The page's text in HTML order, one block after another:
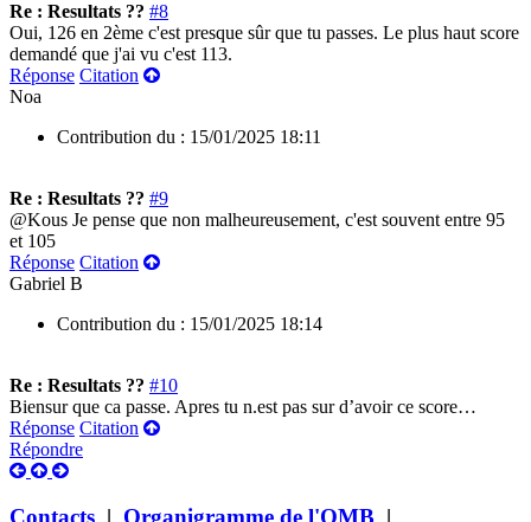
Re : Resultats ?? #8
Oui, 126 en 2ème c'est presque sûr que tu passes. Le plus haut score
demandé que j'ai vu c'est 113.
Réponse Citation
Noa
Contribution du : 15/01/2025 18:11
Re : Resultats ?? #9
@Kous Je pense que non malheureusement, c'est souvent entre 95
et 105
Réponse Citation
Gabriel B
Contribution du : 15/01/2025 18:14
Re : Resultats ?? #10
Biensur que ca passe. Apres tu n.est pas sur d’avoir ce score…
Réponse Citation
Répondre
Contacts | Organigramme de l'OMB |